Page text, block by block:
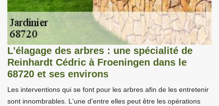
L'élagage des arbres : une spécialité de
Reinhardt Cédric à Froeningen dans le
68720 et ses environs
Les interventions qui se font pour les arbres afin de les entretenir
sont innombrables. L'une d'entre elles peut être les opérations